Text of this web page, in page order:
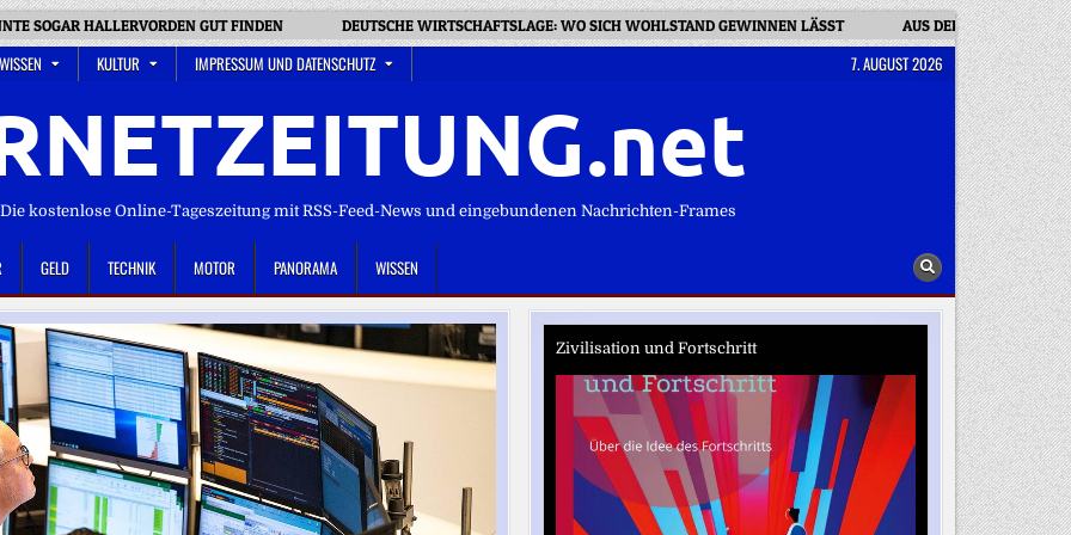
SOGAR HALLERVORDEN GUT FINDEN DEUTSCHE WIRTSCHAFTSLAGE: WO SICH WOHLSTAND GEWINNEN LÄSST AUS DER PRAXIS: DIE
KULTUR IMPRESSUM UND DATENSCHUTZ 7. AUGUST 2026
kostenlose Online-Tageszeitung mit RSS-Feed-News und eingebundenen Nachrichten-Frames
GELD TECHNIK MOTOR PANORAMA WISSEN
Zivilisation und Fortschritt